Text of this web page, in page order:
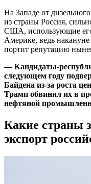
На Западе от
из страны Россия,
США, использующие его
Америке, ведь
портит репутацию
— Кандидаты-
следующем году
Байдена из-за роста
Трамп обвинил их в
нефтяной
Какие страны
экспорт